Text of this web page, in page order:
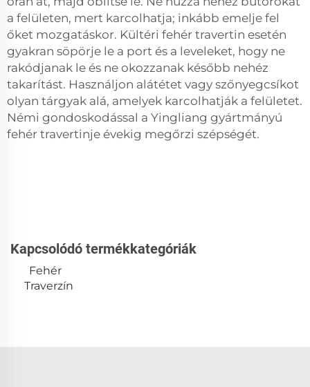
a felületen, mert karcolhatja; inkább emelje fel
őket mozgatáskor. Kültéri fehér travertin esetén
gyakran söpörje le a port és a leveleket, hogy ne
rakódjanak le és ne okozzanak később nehéz
takarítást. Használjon alátétet vagy szőnyegcsíkot
olyan tárgyak alá, amelyek karcolhatják a felületet.
Némi gondoskodással a Yingliang gyártmányú
fehér travertinje évekig megőrzi szépségét.
Kapcsolódó termékkategóriák
Fehér
Traverzín